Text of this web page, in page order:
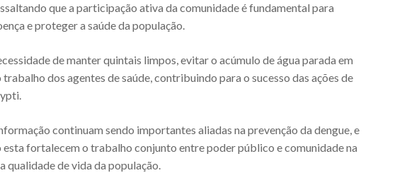
que a participação ativa da comunidade é fundamental para
e proteger a saúde da população.
de manter quintais limpos, evitar o acúmulo de água parada em
dos agentes de saúde, contribuindo para o sucesso das ações de
continuam sendo importantes aliadas na prevenção da dengue, e
esta fortalecem o trabalho conjunto entre poder público e comunidade na
qualidade de vida da população.